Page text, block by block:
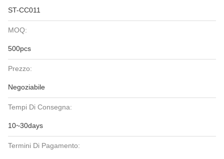
ST-CC011
MOQ:
500pcs
Prezzo:
Negoziabile
Tempi Di Consegna:
10~30days
Termini Di Pagamento: